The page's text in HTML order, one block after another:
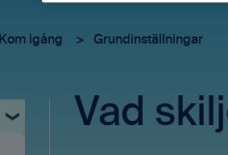
Kom igång Grundinställningar
Vad